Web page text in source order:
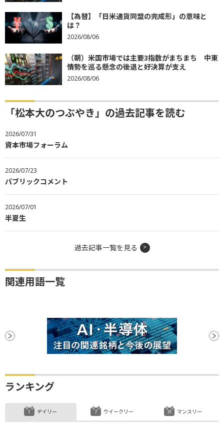
【為替】「日米通貨同盟の完成形」の意味と
は？
2026/08/06
（朝）米国市場では主要3指数がまちまち 中東
情勢を巡る懸念の後退と好決算が支え
2026/08/06
「松本大のつぶやき」の過去記事を読む
2026/07/31
資本市場フォーラム
2026/07/23
パブリックコメント
2026/07/01
半夏生
過去記事一覧を見る
関連用語一覧
ランキング
デイリー ウイークリー マンスリー